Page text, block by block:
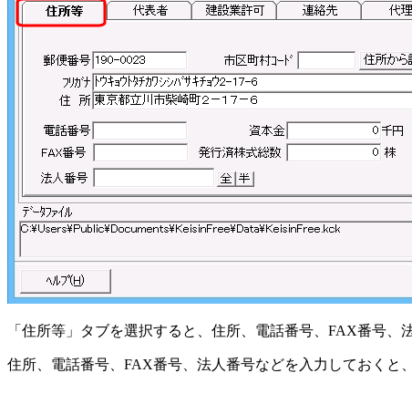
「住所等」タブを選択すると、住所、電話番号、FAX番号、
住所、電話番号、FAX番号、法人番号などを入力しておくと